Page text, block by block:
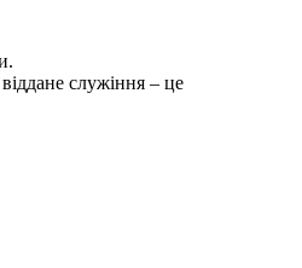
служіння – це